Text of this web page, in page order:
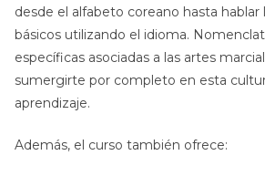
desde el alfabeto coreano hasta
básicos utilizando el idioma.
específicas asociadas a las artes
sumergirte por completo en esta
aprendizaje.
Además, el curso también ofrece: